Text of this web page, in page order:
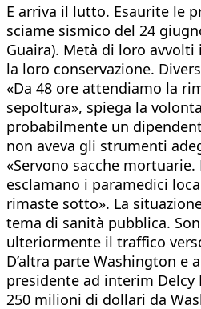
E arriva il lutto. Esaurite le
sciame sismico del 24
Guaira). Metà di loro
la loro conservazione.
«Da 48 ore attendiamo la
sepoltura», spiega la
probabilmente un
non aveva gli strumenti
«Servono sacche
esclamano i paramedici
rimaste sotto». La
tema di sanità pubblica.
ulteriormente il traffico
D’altra parte Washington
presidente ad interim
250 milioni di dollari da